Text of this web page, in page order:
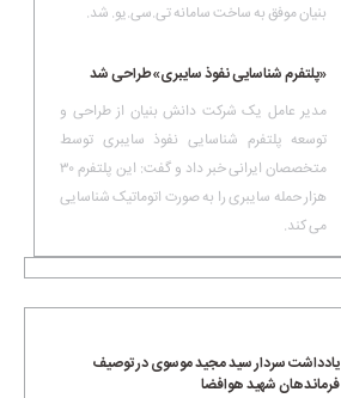
یادداشت سردار سید مجید موسوی در توصیف
فرماندهان شهید هوافضا
بنیان موفق به ساخت سامانه تی‌.سی‌.یو. شد.
«پلتفرم شناسایی نفوذ سایبری»طراحی شد
مدیر عامل یک شرکت دانش بنیان از طراحی و
توسعه پلتفرم شناسایی نفوذ سایبری توسط
متخصصان ایرانی خبر داد و گفت: این پلتفرم ۳۰
هزار حمله سایبری را به صورت اتوماتیک شناسایی
می کند.